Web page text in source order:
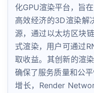
化GPU渲染平台，旨
高效经济的3D渲染解
源，通过以太坊区块
式渲染，用户可通过
取收益。其创新的渲
确保了服务质量和公
增长，Render